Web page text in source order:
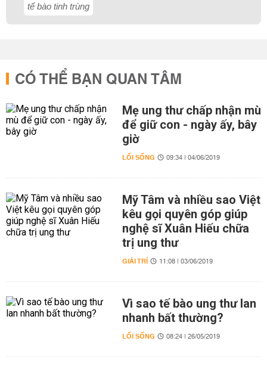
tế bào tinh trùng
CÓ THỂ BẠN QUAN TÂM
Mẹ ung thư chấp nhận mù
để giữ con - ngày ấy, bây
giờ
LỐI SỐNG 09:34 | 04/06/2019
Mỹ Tâm và nhiều sao Việt
kêu gọi quyên góp giúp
nghệ sĩ Xuân Hiếu chữa
trị ung thư
GIẢI TRÍ 11:08 | 03/06/2019
Vì sao tế bào ung thư lan
nhanh bất thường?
LỐI SỐNG 08:24 | 26/05/2019